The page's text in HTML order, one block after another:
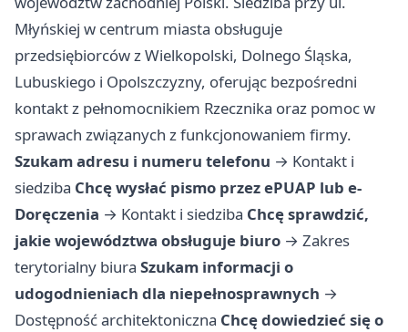
Młyńskiej w centrum miasta obsługuje
przedsiębiorców z Wielkopolski, Dolnego Śląska,
Lubuskiego i Opolszczyzny, oferując bezpośredni
kontakt z pełnomocnikiem Rzecznika oraz pomoc w
sprawach związanych z funkcjonowaniem firmy.
Szukam adresu i numeru telefonu → Kontakt i
siedziba Chcę wysłać pismo przez ePUAP lub e-
Doręczenia → Kontakt i siedziba Chcę sprawdzić,
jakie województwa obsługuje biuro → Zakres
terytorialny biura Szukam informacji o
udogodnieniach dla niepełnosprawnych →
Dostępność architektoniczna Chcę dowiedzieć się o